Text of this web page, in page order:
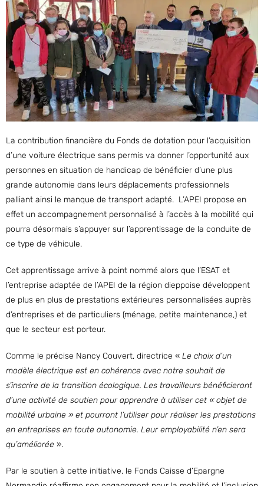
La contribution financière du Fonds de dotation pour l’acquisition
d’une voiture électrique sans permis va donner l’opportunité aux
personnes en situation de handicap de bénéficier d’une plus
grande autonomie dans leurs déplacements professionnels
palliant ainsi le manque de transport adapté. L’APEI propose en
effet un accompagnement personnalisé à l’accès à la mobilité qui
pourra désormais s’appuyer sur l’apprentissage de la conduite de
ce type de véhicule.
Cet apprentissage arrive à point nommé alors que l’ESAT et
l’entreprise adaptée de l’APEI de la région dieppoise développent
de plus en plus de prestations extérieures personnalisées auprès
d’entreprises et de particuliers (ménage, petite maintenance,) et
que le secteur est porteur.
Comme le précise Nancy Couvert, directrice « Le choix d’un
modèle électrique est en cohérence avec notre souhait de
s’inscrire de la transition écologique. Les travailleurs bénéficieront
d’une activité de soutien pour apprendre à utiliser cet « objet de
mobilité urbaine » et pourront l’utiliser pour réaliser les prestations
en entreprises en toute autonomie. Leur employabilité n’en sera
qu’améliorée ».
Par le soutien à cette initiative, le Fonds Caisse d’Epargne